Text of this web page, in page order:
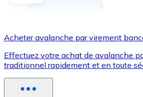
Utilisez les cartes Visa et
Acheter avec carte
Acheter avalanche par virement
Effectuez votre achat de avalanche
traditionnel rapidement et en toute